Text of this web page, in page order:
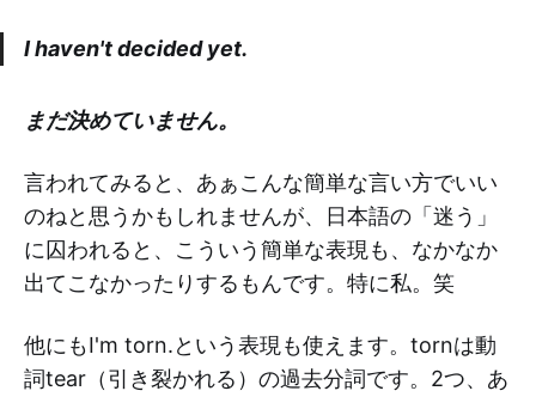
I haven't decided yet.
まだ決めていません。
言われてみると、あぁこんな簡単な言い方でいい
のねと思うかもしれませんが、日本語の「迷う」
に囚われると、こういう簡単な表現も、なかなか
出てこなかったりするもんです。特に私。笑
他にもI'm torn.という表現も使えます。tornは動
詞tear（引き裂かれる）の過去分詞です。2つ、あ